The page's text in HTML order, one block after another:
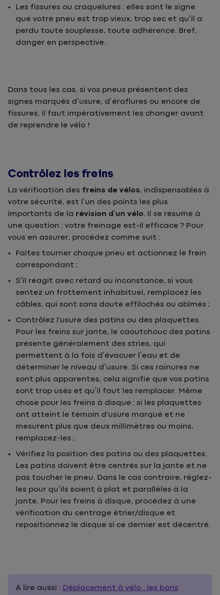
Les fissures ou craquelures : elles sont le signe
que votre pneu est trop vieux, trop sec et qu’il a
perdu toute souplesse, toute adhérence. Bref,
danger en perspective.
Dans tous les cas, si vos pneus présentent des
signes marqués d’usure, d’éraflures ou encore de
fissures, il faut impérativement les changer avant
de reprendre le vélo !
Contrôlez les freins
La vérification des freins de vélos, indispensables à
votre sécurité, est l’un des points les plus
importants de la révision d’un vélo. Il se résume à
une question : votre freinage est-il efficace ? Pour
vous en assurer, procédez comme suit :
Faites tourner chaque pneu et actionnez le frein
correspondant ;
S’il réagit avec retard ou inconstance, si vous
sentez un frottement inhabituel, remplacez les
câbles, qui sont sans doute effilochés ou abîmés ;
Contrôlez l'usure des patins ou des plaquettes.
Pour les freins sur jante, le caoutchouc des patins
présente généralement des stries, qui
permettent à la fois d’évacuer l’eau et de
déterminer le niveau d’usure. Si ces rainures ne
sont plus apparentes, cela signifie que vos patins
sont trop usés et qu’il faut les remplacer. Même
chose pour les freins à disque : si les plaquettes
ont atteint le témoin d'usure marqué et ne
mesurent plus que deux millimètres ou moins,
remplacez-les ;
Vérifiez la position des patins ou des plaquettes.
Les patins doivent être centrés sur la jante et ne
pas toucher le pneu. Dans le cas contraire, réglez-
les pour qu’ils soient à plat et parallèles à la
jante. Pour les freins à disque, procédez à une
vérification du centrage étrier/disque et
repositionnez le disque si ce dernier est décentré.
À lire aussi : Déplacement à vélo : les bons